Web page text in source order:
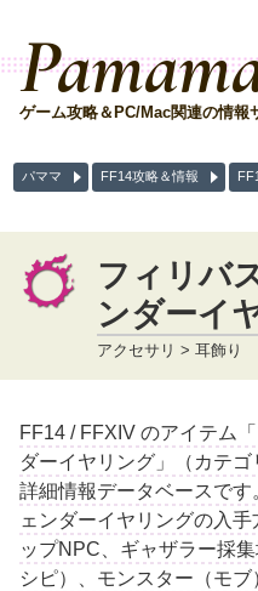
ゲーム攻略＆PC/Mac関連の情報
パママ FF14攻略＆情報
フィリバ
ンダーイ
アクセサリ > 耳飾り
FF14 / FFXIV のアイテム
ダーイヤリング」（カテ
詳細情報データベースで
ェンダーイヤリングの入
ップNPC、ギャザラー採
シピ）、モンスター（モ